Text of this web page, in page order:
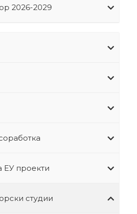
2026-2029
ЕУ проекти
студии